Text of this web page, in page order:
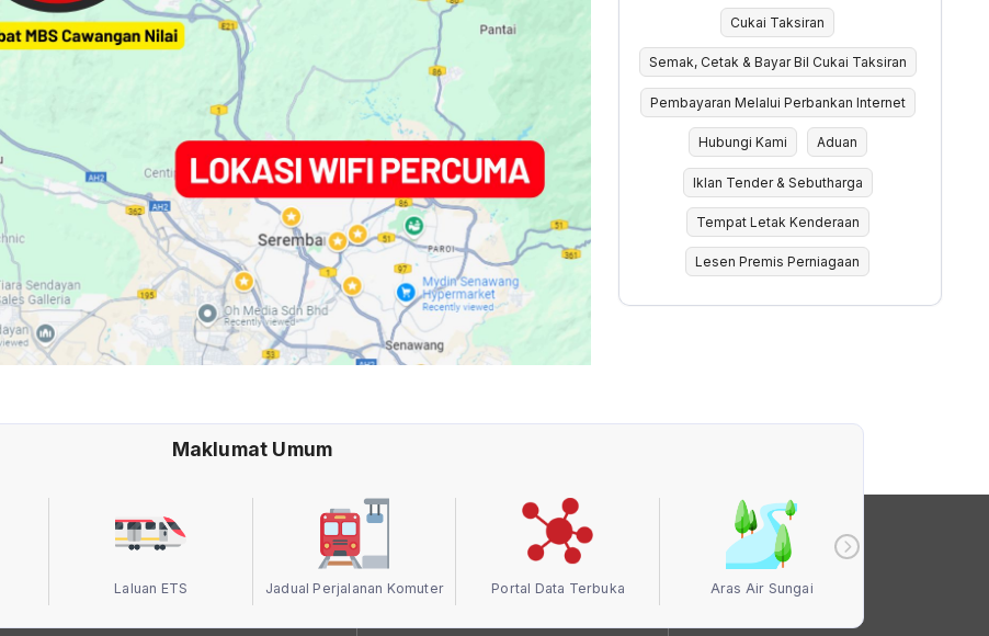
Cukai Taksiran
Semak, Cetak & Bayar Bil Cukai Taksiran
Pembayaran Melalui Perbankan Internet
Hubungi Kami Aduan
Iklan Tender & Sebutharga
Tempat Letak Kenderaan
Lesen Premis Perniagaan
Maklumat Umum
Laluan ETS Jadual Perjalanan Komuter Portal Data Terbuka Aras Air Sungai